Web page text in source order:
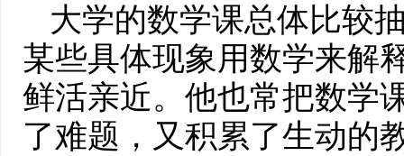
大学的数学课总体比较
某些具体现象用数学来解
鲜活亲近。他也常把数学
了难题，又积累了生动的